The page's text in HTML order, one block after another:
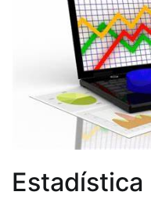
Estadística